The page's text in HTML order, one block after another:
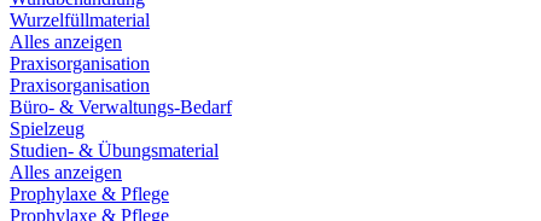
Wurzelfüllmaterial
Alles anzeigen
Praxisorganisation
Praxisorganisation
Büro- & Verwaltungs-Bedarf
Spielzeug
Studien- & Übungsmaterial
Alles anzeigen
Prophylaxe & Pflege
Prophylaxe & Pflege